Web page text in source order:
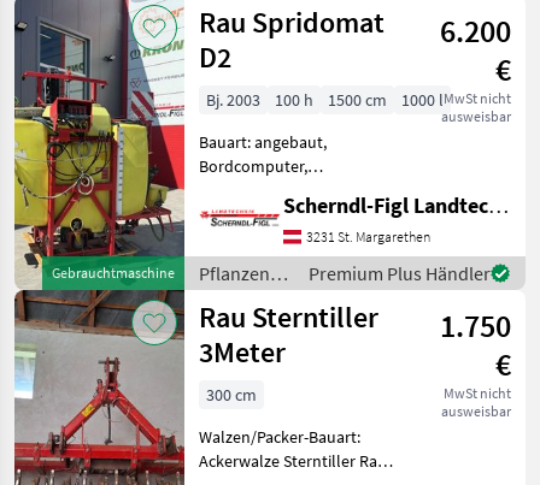
Kategorie 1 Land Filter
AKTUELLER
PFAD
Rau
KATEGORIE
WÄHLEN
Landtechnik
77
MARKTPLATZ
Marktplatz
Zurücksetzen
77
Ergebnisse
anzeigen
Gebrauchtmaschine
Rau Spridomat
D2
6.200
€
MwSt nicht
ausweisbar
Bj. 2003 100 h 1500 cm
1000 l
Bauart: angebaut,
Bordcomputer,
Pflanzenschutz
Feldspritzen
Scherndl-Figl Landtechnik
3231 St. Margarethen
Pflanzenschutz
/ Rau
Premium Plus Händler
Rau Sterntiller
3Meter
1.750
€
MwSt nicht
ausweisbar
300 cm
Walzen/Packer-Bauart:
Ackerwalze Sterntiller Rau 3